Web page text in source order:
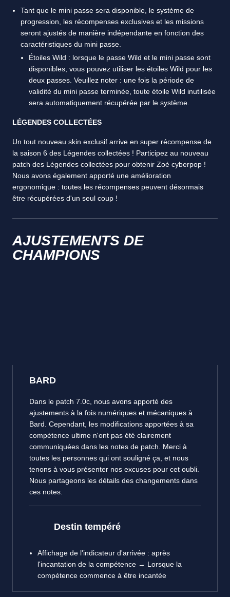
Tant que le mini passe sera disponible, le système de
progression, les récompenses exclusives et les missions
seront ajustés de manière indépendante en fonction des
caractéristiques du mini passe.
Étoiles Wild : lorsque le passe Wild et le mini passe sont
disponibles, vous pouvez utiliser les étoiles Wild pour les
deux passes. Veuillez noter : une fois la période de
validité du mini passe terminée, toute étoile Wild inutilisée
sera automatiquement récupérée par le système.
LÉGENDES COLLECTÉES
Un tout nouveau skin exclusif arrive en super récompense de
la saison 6 des Légendes collectées ! Participez au nouveau
patch des Légendes collectées pour obtenir Zoé cyberpop !
Nous avons également apporté une amélioration
ergonomique : toutes les récompenses peuvent désormais
être récupérées d'un seul coup !
AJUSTEMENTS DE
CHAMPIONS
BARD
Dans le patch 7.0c, nous avons apporté des
ajustements à la fois numériques et mécaniques à
Bard. Cependant, les modifications apportées à sa
compétence ultime n'ont pas été clairement
communiquées dans les notes de patch. Merci à
toutes les personnes qui ont souligné ça, et nous
tenons à vous présenter nos excuses pour cet oubli.
Nous partageons les détails des changements dans
ces notes.
Destin tempéré
Affichage de l'indicateur d'arrivée : après
l'incantation de la compétence → Lorsque la
compétence commence à être incantée